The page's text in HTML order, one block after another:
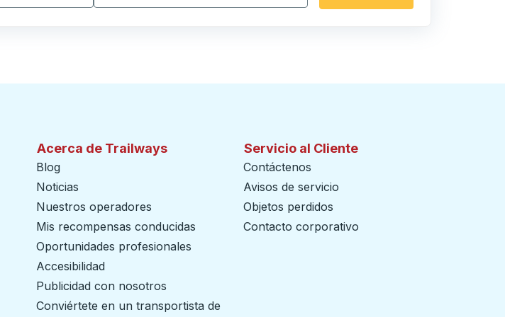
Acerca de Trailways
Blog
Noticias
Nuestros operadores
Mis recompensas conducidas
Oportunidades profesionales
Accesibilidad
Publicidad con nosotros
Conviértete en un transportista de
Servicio al Cliente
Contáctenos
Avisos de servicio
Objetos perdidos
Contacto corporativo